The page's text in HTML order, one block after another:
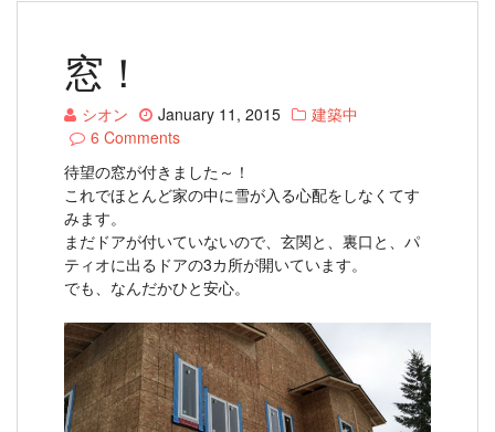
窓！
シオン January 11, 2015
建築中
6 Comments
待望の窓が付きました～！
これでほとんど家の中に雪が入る心配をしなくてす
みます。
まだドアが付いていないので、玄関と、裏口と、パ
ティオに出るドアの3カ所が開いています。
でも、なんだかひと安心。